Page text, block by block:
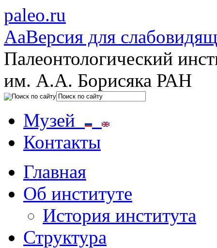
paleo.ru
AaВерсия для
Палеонтологический
им. А.А. Борисяка РАН
Музей
Контакты
Главная
Об институте
История института
Структура